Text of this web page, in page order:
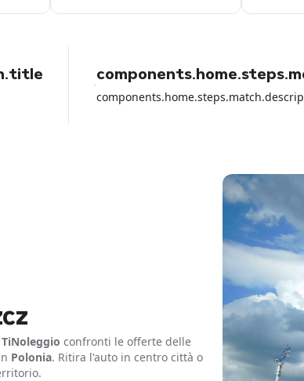
accettano la carta con cui hai
loro non hanno fatto NULLA per
aiutarmi a parte girare la colpa sul
rental car dell aeroporto.
TiNoleggio confronti le offerte delle
Polonia. Ritira l'auto in centro città o